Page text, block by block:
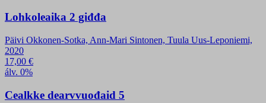
Lohkoleaika 2 giđđa
Päivi Okkonen-Sotka, Ann-Mari Sintonen, Tuula Uus-Leponiemi,
2020
17,00 €
álv. 0%
Cealkke dearvvuođaid 5